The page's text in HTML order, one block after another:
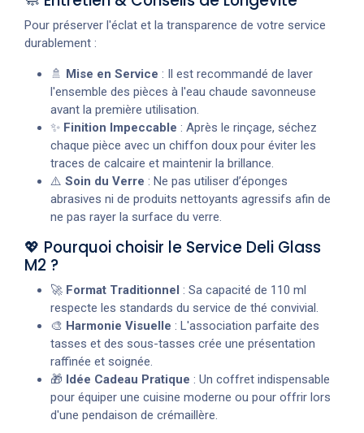
Pour préserver l'éclat et la transparence de votre service
durablement :
🚿 Mise en Service : Il est recommandé de laver
l'ensemble des pièces à l'eau chaude savonneuse
avant la première utilisation.
✨ Finition Impeccable : Après le rinçage, séchez
chaque pièce avec un chiffon doux pour éviter les
traces de calcaire et maintenir la brillance.
⚠️ Soin du Verre : Ne pas utiliser d’éponges
abrasives ni de produits nettoyants agressifs afin de
ne pas rayer la surface du verre.
💖 Pourquoi choisir le Service Deli Glass
M2 ?
🚀 Format Traditionnel : Sa capacité de 110 ml
respecte les standards du service de thé convivial.
🎨 Harmonie Visuelle : L'association parfaite des
tasses et des sous-tasses crée une présentation
raffinée et soignée.
🎁 Idée Cadeau Pratique : Un coffret indispensable
pour équiper une cuisine moderne ou pour offrir lors
d'une pendaison de crémaillère.